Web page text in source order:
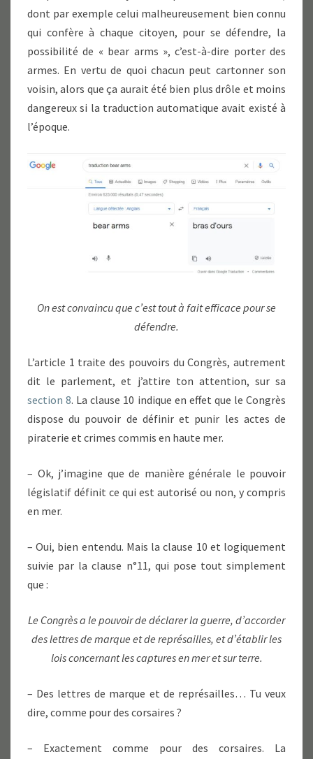
dont par exemple celui malheureusement bien connu
qui confère à chaque citoyen, pour se défendre, la
possibilité de « bear arms », c’est-à-dire porter des
armes. En vertu de quoi chacun peut cartonner son
voisin, alors que ça aurait été bien plus drôle et moins
dangereux si la traduction automatique avait existé à
l’époque.
On est convaincu que c’est tout à fait efficace pour se
défendre.
L’article 1 traite des pouvoirs du Congrès, autrement
dit le parlement, et j’attire ton attention, sur sa
section 8. La clause 10 indique en effet que le Congrès
dispose du pouvoir de définir et punir les actes de
piraterie et crimes commis en haute mer.
– Ok, j’imagine que de manière générale le pouvoir
législatif définit ce qui est autorisé ou non, y compris
en mer.
– Oui, bien entendu. Mais la clause 10 et logiquement
suivie par la clause n°11, qui pose tout simplement
que :
Le Congrès a le pouvoir de déclarer la guerre, d’accorder
des lettres de marque et de représailles, et d’établir les
lois concernant les captures en mer et sur terre.
– Des lettres de marque et de représailles… Tu veux
dire, comme pour des corsaires ?
– Exactement comme pour des corsaires. La